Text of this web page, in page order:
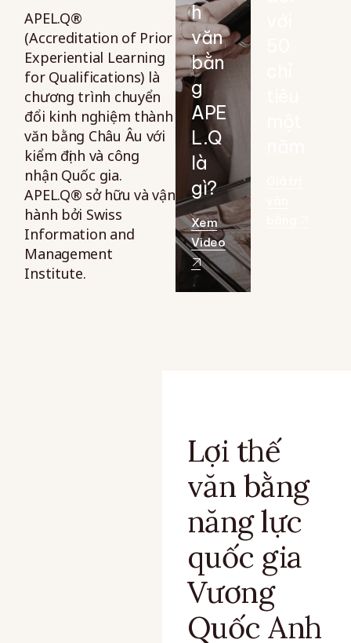
APEL.Q®
(Accreditation of Prior
Experiential Learning
for Qualifications) là
chương trình chuyển
đổi kinh nghiệm thành
văn bằng Châu Âu với
kiểm định và công
nhận Quốc gia.
APEL.Q® sở hữu và vận
hành bởi Swiss
Information and
Management
Institute.
h
văn
bằn
g
APE
L.Q
là
gì?
Xem
Video
Lợi thế
văn bằng
năng lực
quốc gia
Vương
Quốc Anh